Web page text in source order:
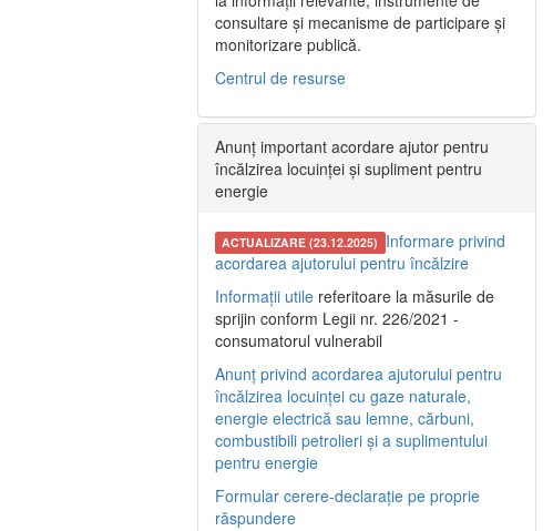
consultare și mecanisme de participare și
monitorizare publică.
Centrul de resurse
Anunț important acordare ajutor pentru
încălzirea locuinței și supliment pentru
energie
ACTUALIZARE (23.12.2025) Informare privind
acordarea ajutorului pentru încălzire
Informații utile referitoare la măsurile de
sprijin conform Legii nr. 226/2021 -
consumatorul vulnerabil
Anunț privind acordarea ajutorului pentru
încălzirea locuinței cu gaze naturale,
energie electrică sau lemne, cărbuni,
combustibili petrolieri și a suplimentului
pentru energie
Formular cerere-declarație pe proprie
răspundere